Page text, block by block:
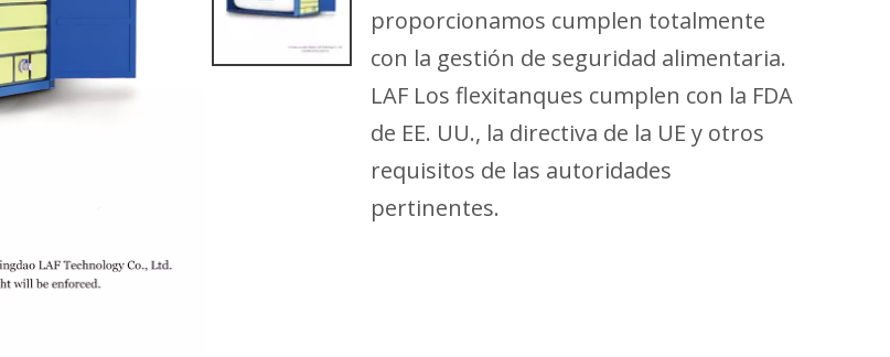
proporcionamos cumplen totalmente
con la gestión de seguridad alimentaria.
LAF Los flexitanques cumplen con la FDA
de EE. UU., la directiva de la UE y otros
requisitos de las autoridades
pertinentes.